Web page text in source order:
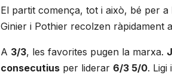
El partit comença, tot i això, bé per a
Ginier i Pothier recolzen ràpidament a
A 3/3, les favorites pugen la marxa.
consecutius per liderar 6/3 5/0. Ligi